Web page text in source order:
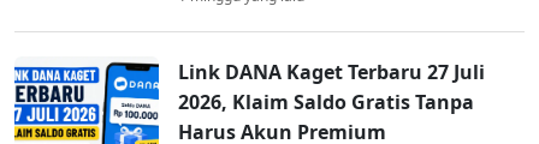
Link DANA Kaget Terbaru 27 Juli
2026, Klaim Saldo Gratis Tanpa
Harus Akun Premium